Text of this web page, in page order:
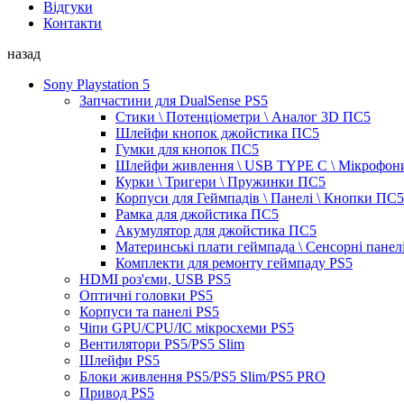
Відгуки
Контакти
назад
Sony Playstation 5
Запчастини для DualSense PS5
Стики \ Потенціометри \ Аналог 3D ПС5
Шлейфи кнопок джойстика ПС5
Гумки для кнопок ПС5
Шлейфи живлення \ USB TYPE C \
Курки \ Тригери \ Пружинки ПС5
Корпуси для Геймпадів \ Панелі \ Кнопки ПС5
Рамка для джойстика ПС5
Акумулятор для джойстика ПС5
Материнські плати геймпада \ Сенсорні
Комплекти для ремонту геймпаду PS5
HDMI роз'єми, USB PS5
Оптичні головки PS5
Корпуси та панелі PS5
Чіпи GPU/CPU/IC мікросхеми PS5
Вентилятори PS5/PS5 Slim
Шлейфи PS5
Блоки живлення PS5/PS5 Slim/PS5 PRO
Привод PS5